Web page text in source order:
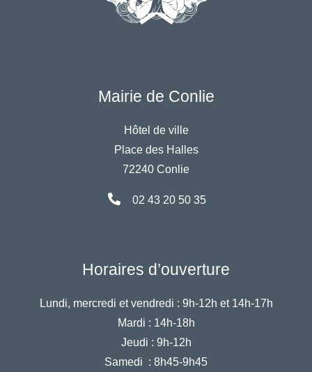
Mairie de Conlie
Hôtel de ville
Place des Halles
72240 Conlie
02 43 20 50 35
Horaires d’ouverture
Lundi, mercredi et vendredi : 9h-12h et 14h-17h
Mardi : 14h-18h
Jeudi : 9h-12h
Samedi : 8h45-9h45